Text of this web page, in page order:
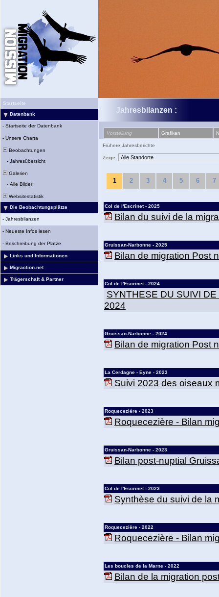
Startseite
Datenbank
- Startseite der Datenbank
- Unsere Charta
Beobachtungen
- Jahresübersicht
Galerien
- Alle Bilder
Websitestatistik
Die Beobachtungsplätze
- Jahresbilanzen
- Neueste Infos lesen
- Beschreibung der Plätze
Links und Informationen
Migraction.net
Trägerschaft & Partner
Jahresbilanzen :
Vorstellung Grafiken
Frühere Jahresberichte
Zeige:
1 2 3 4 5 6 7
Col de l'Escrinet - 2025
Bilan du suivi de la
Gruissan-Narbonne - 2025
Bilan de migration Post
Col de l'Escrinet - 2024
SYNTHESE DU SUIVI
2024
Gruissan-Narbonne - 2024
Bilan de migration Post
La Cerdagne - Eyne - 2023
Suivi 2023 des oiseaux
Roquecezière - 2023
Roquecezière - Bilan
Gruissan-Narbonne - 2023
Bilan post-nuptial
Col de l'Escrinet - 2023
Synthèse du suivi de la
Roquecezière - 2022
Roquecezière - Bilan
Les boucles de la Marne - 2022
Bilan de la migration